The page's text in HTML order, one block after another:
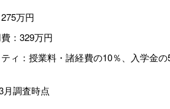
万円
：329万円
ィ：授業料・諸経費の10％、入学金の
月調査時点